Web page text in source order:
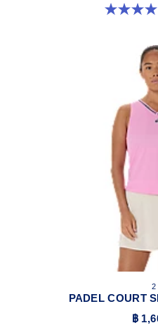
5.0 จาก 5 ดาว 3 รีวิว
2
PADEL COURT
฿